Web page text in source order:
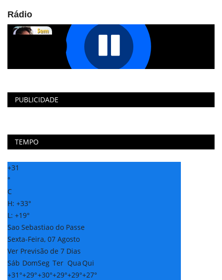
Rádio
PUBLICIDADE
TEMPO
+31
°
C
H: +33°
L: +19°
Sao Sebastiao do Passe
Sexta-Feira, 07 Agosto
Ver Previsão de 7 Dias
Sáb DomSeg Ter Qua Qui
+31°+29°+30°+29°+29°+27°